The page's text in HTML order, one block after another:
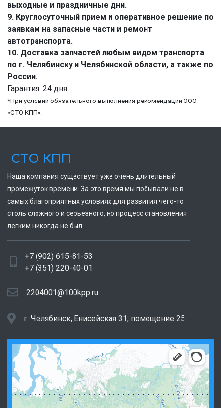
выходные и праздничные дни.
9. Круглосуточный прием и оперативное решение по
заявкам на запасные части и ремонт
автотранспорта.
10. Доставка запчастей любым видом транспорта
по г. Челябинску и Челябинской области, а также по
России.
Гарантия: 24 дня.
*При условии обязательного выполнения рекомендаций ООО
«СТО КПП».
СТО КПП
Наша компания существует уже очень длительный
промежуток времени. За это время мы побывали не в
самых благоприятных условиях для развития чего-то
столь сложного и серьезного, но процесс становления
легким никогда не был
+7 (902) 615-81-53
+7 (351) 220-40-01
2204001@100kpp.ru
г. Челябинск, Енисейская 31, помещение 25